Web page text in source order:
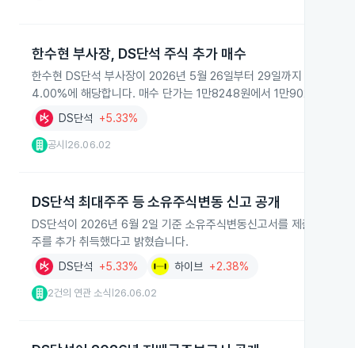
한수현 부사장, DS단석 주식 추가 매수
한수현 DS단석 부사장이 2026년 5월 26일부터 29일까지 장내에
4.00%에 해당합니다. 매수 단가는 1만8248원에서 1만9021원 사이
DS단석 +5.33%
공시 26.06.02
DS단석 최대주주 등 소유주식변동 신고 공개
DS단석이 2026년 6월 2일 기준 소유주식변동신고서를 제출하고
주를 추가 취득했다고 밝혔습니다.
DS단석 +5.33% 하이브 +2.38%
2건의 연관 소식 26.06.02